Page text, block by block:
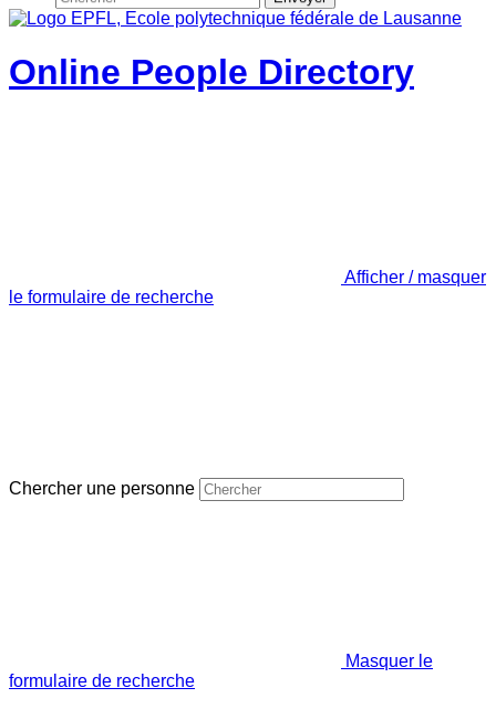
Online People Directory
Afficher / masquer
le formulaire de recherche
Chercher une personne
Masquer le
formulaire de recherche